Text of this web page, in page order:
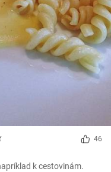
46
k cestovinám.